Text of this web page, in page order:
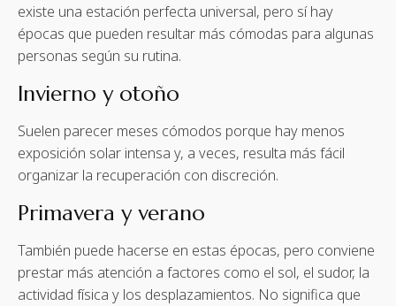
existe una estación perfecta universal, pero sí hay
épocas que pueden resultar más cómodas para algunas
personas según su rutina.
Invierno y otoño
Suelen parecer meses cómodos porque hay menos
exposición solar intensa y, a veces, resulta más fácil
organizar la recuperación con discreción.
Primavera y verano
También puede hacerse en estas épocas, pero conviene
prestar más atención a factores como el sol, el sudor, la
actividad física y los desplazamientos. No significa que